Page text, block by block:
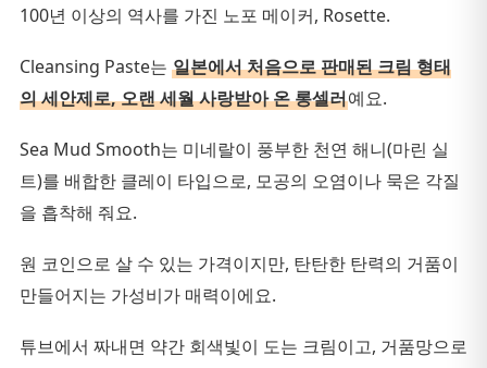
100년 이상의 역사를 가진 노포 메이커, Rosette.
Cleansing Paste는 일본에서 처음으로 판매된 크림 형태
의 세안제로, 오랜 세월 사랑받아 온 롱셀러예요.
Sea Mud Smooth는 미네랄이 풍부한 천연 해니(마린 실
트)를 배합한 클레이 타입으로, 모공의 오염이나 묵은 각질
을 흡착해 줘요.
원 코인으로 살 수 있는 가격이지만, 탄탄한 탄력의 거품이
만들어지는 가성비가 매력이에요.
튜브에서 짜내면 약간 회색빛이 도는 크림이고, 거품망으로